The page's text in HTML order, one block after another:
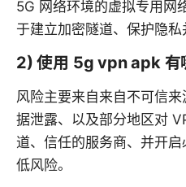
5G 网络环境的虚拟专用网
于建立加密隧道、保护隐私
2) 使用 5g vpn apk 有
风险主要来自来自不可信
据泄露、以及部分地区对
道、信任的服务商、并开
低风险。